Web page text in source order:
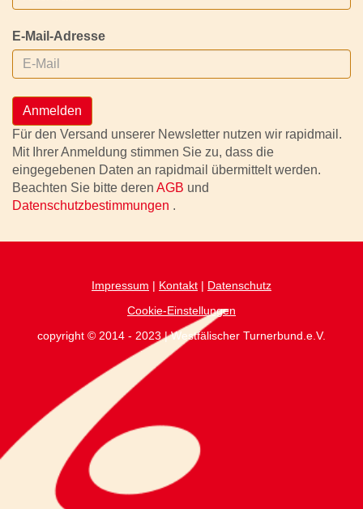
E-Mail-Adresse
Anmelden
Für den Versand unserer Newsletter nutzen wir rapidmail.
Mit Ihrer Anmeldung stimmen Sie zu, dass die
eingegebenen Daten an rapidmail übermittelt werden.
Beachten Sie bitte deren AGB und
Datenschutzbestimmungen .
Impressum | Kontakt | Datenschutz
Cookie-Einstellungen
copyright © 2014 - 2023 | Westfälischer Turnerbund.e.V.